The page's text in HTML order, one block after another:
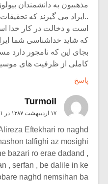
مذهبیون به دانشمندان
..ایراد می گیرند که
است و دخالت در کار خدا
که شاید خداشناسی شما
بجای این که نامجور دارد
کاملی از ظرفیت های
پاسخ
Turmoil
۱۷ اردیبهشت ۱۳۸۷ در ۱۰:۱۱ ق٫ظ
Eftekhari ro naghd
talfighi az mosighi
bazari ro erae dadand ,
, serfan , be dalile in ke
naghd nemsihan ba